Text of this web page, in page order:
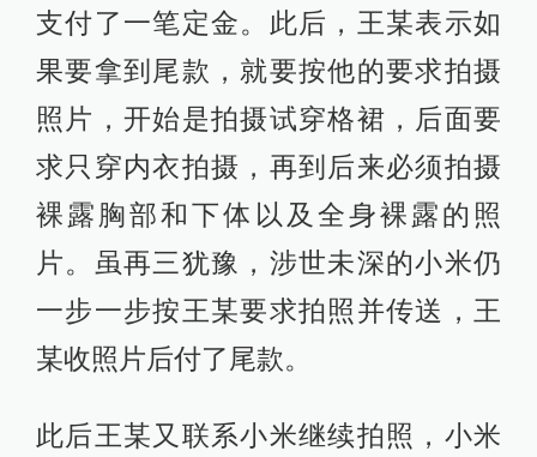
支付了一笔定金。此后，王某表示如
果要拿到尾款，就要按他的要求拍摄
照片，开始是拍摄试穿格裙，后面要
求只穿内衣拍摄，再到后来必须拍摄
裸露胸部和下体以及全身裸露的照
片。虽再三犹豫，涉世未深的小米仍
一步一步按王某要求拍照并传送，王
某收照片后付了尾款。
此后王某又联系小米继续拍照，小米